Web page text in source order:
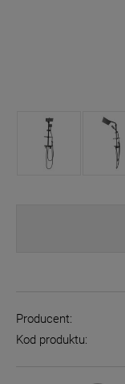
Producent:
Kod produktu: